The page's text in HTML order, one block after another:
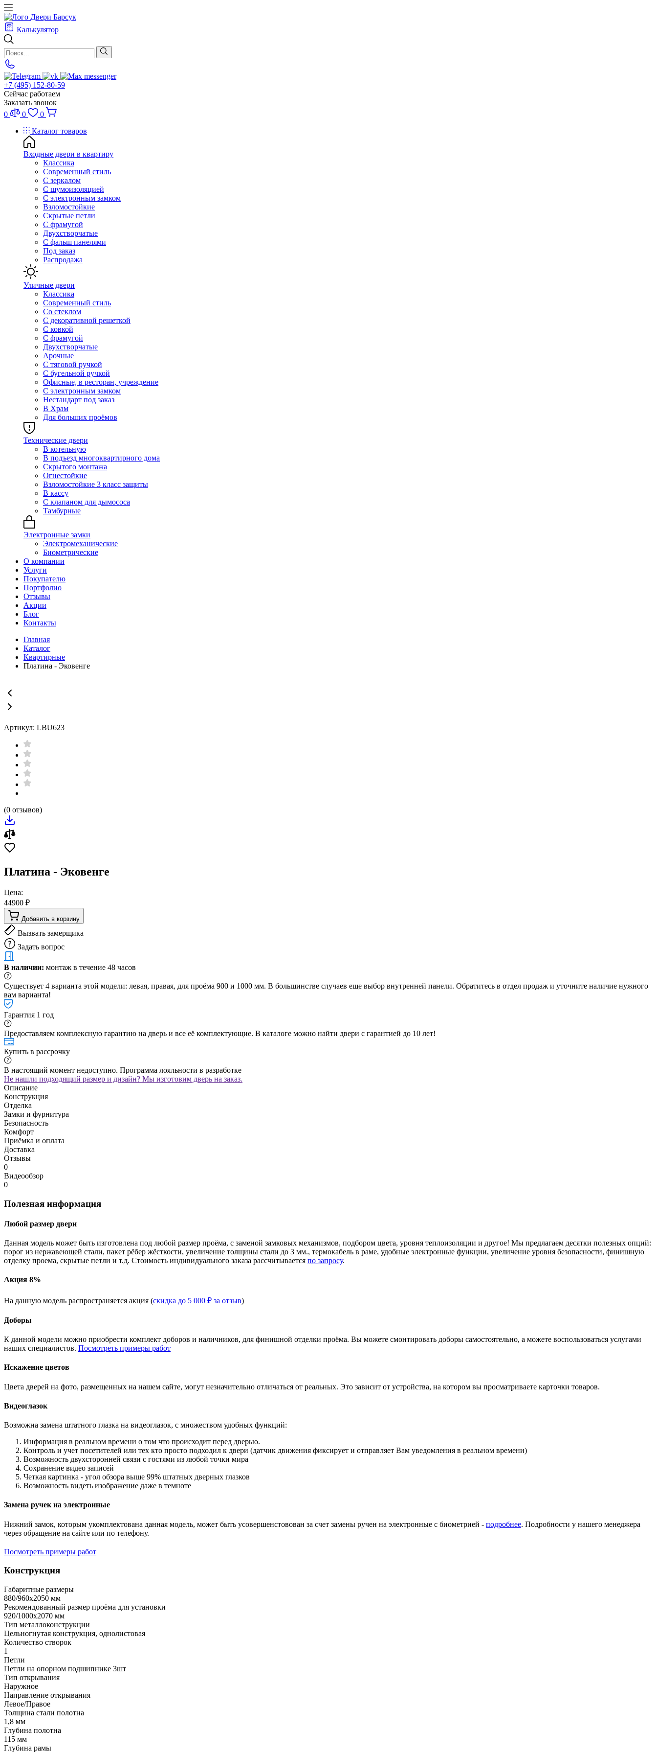
Калькулятор
+7 (495) 152-80-59
Сейчас работаем
Заказать звонок
0
0
0
Каталог товаров
Входные двери в квартиру
Классика
Современный стиль
С зеркалом
С шумоизоляцией
С электронным замком
Взломостойкие
Скрытые петли
С фрамугой
Двухстворчатые
С фальш панелями
Под заказ
Распродажа
Уличные двери
Классика
Современный стиль
Со стеклом
С декоративной решеткой
С ковкой
С фрамугой
Двухстворчатые
Арочные
С тяговой ручкой
С бугельной ручкой
Офисные, в ресторан, учреждение
С электронным замком
Нестандарт под заказ
В Храм
Для больших проёмов
Технические двери
В котельную
В подъезд многоквартирного дома
Скрытого монтажа
Огнестойкие
Взломостойкие 3 класс защиты
В кассу
С клапаном для дымососа
Тамбурные
Электронные замки
Электромеханические
Биометрические
О компании
Услуги
Покупателю
Портфолио
Отзывы
Акции
Блог
Контакты
Главная
Каталог
Квартирные
Платина - Эковенге
Артикул: LBU623
(0 отзывов)
Платина - Эковенге
Цена:
44900 ₽
Добавить в корзину
Вызвать замерщика
Задать вопрос
В наличии: монтаж в течение 48 часов
Существует 4 варианта этой модели: левая, правая, для проёма 900 и 1000 мм. В большинстве случаев еще выбор внутренней панели. Обратитесь в отдел продаж и уточните наличие нужного
вам варианта!
Гарантия 1 год
Предоставляем комплексную гарантию на дверь и все её комплектующие. В каталоге можно найти двери с гарантией до 10 лет!
Купить в рассрочку
В настоящий момент недоступно. Программа лояльности в разработке
Не нашли подходящий размер и дизайн? Мы изготовим дверь на заказ.
Описание
Конструкция
Отделка
Замки и фурнитура
Безопасность
Комфорт
Приёмка и оплата
Доставка
Отзывы
0
Видеообзор
0
Полезная информация
Любой размер двери
Данная модель может быть изготовлена под любой размер проёма, с заменой замковых механизмов, подбором цвета, уровня теплоизоляции и другое! Мы предлагаем десятки полезных опций:
порог из нержавеющей стали, пакет рёбер жёсткости, увеличение толщины стали до 3 мм., термокабель в раме, удобные электронные функции, увеличение уровня безопасности, финишную
отделку проема, скрытые петли и т.д. Стоимость индивидуального заказа рассчитывается по запросу.
Акция 8%
На данную модель распространяется акция (скидка до 5 000 ₽ за отзыв)
Доборы
К данной модели можно приобрести комплект доборов и наличников, для финишной отделки проёма. Вы можете смонтировать доборы самостоятельно, а можете воспользоваться услугами
наших специалистов. Посмотреть примеры работ
Искажение цветов
Цвета дверей на фото, размещенных на нашем сайте, могут незначительно отличаться от реальных. Это зависит от устройства, на котором вы просматриваете карточки товаров.
Видеоглазок
Возможна замена штатного глазка на видеоглазок, с множеством удобных функций:
Информация в реальном времени о том что происходит перед дверью.
Контроль и учет посетителей или тех кто просто подходил к двери (датчик движения фиксирует и отправляет Вам уведомления в реальном времени)
Возможность двухсторонней связи с гостями из любой точки мира
Сохранение видео записей
Четкая картинка - угол обзора выше 99% штатных дверных глазков
Возможность видеть изображение даже в темноте
Замена ручек на электронные
Нижний замок, которым укомплектована данная модель, может быть усовершенстовован за счет замены ручен на электронные с биометрией - подробнее. Подробности у нашего менеджера
через обращение на сайте или по телефону.
Посмотреть примеры работ
Конструкция
Габаритные размеры
880/960х2050 мм
Рекомендованный размер проёма для установки
920/1000х2070 мм
Тип металлоконструкции
Цельногнутая конструкция, однолистовая
Количество створок
1
Петли
Петли на опорном подшипнике 3шт
Тип открывания
Наружное
Направление открывания
Левое/Правое
Толщина стали полотна
1,8 мм
Глубина полотна
115 мм
Глубина рамы